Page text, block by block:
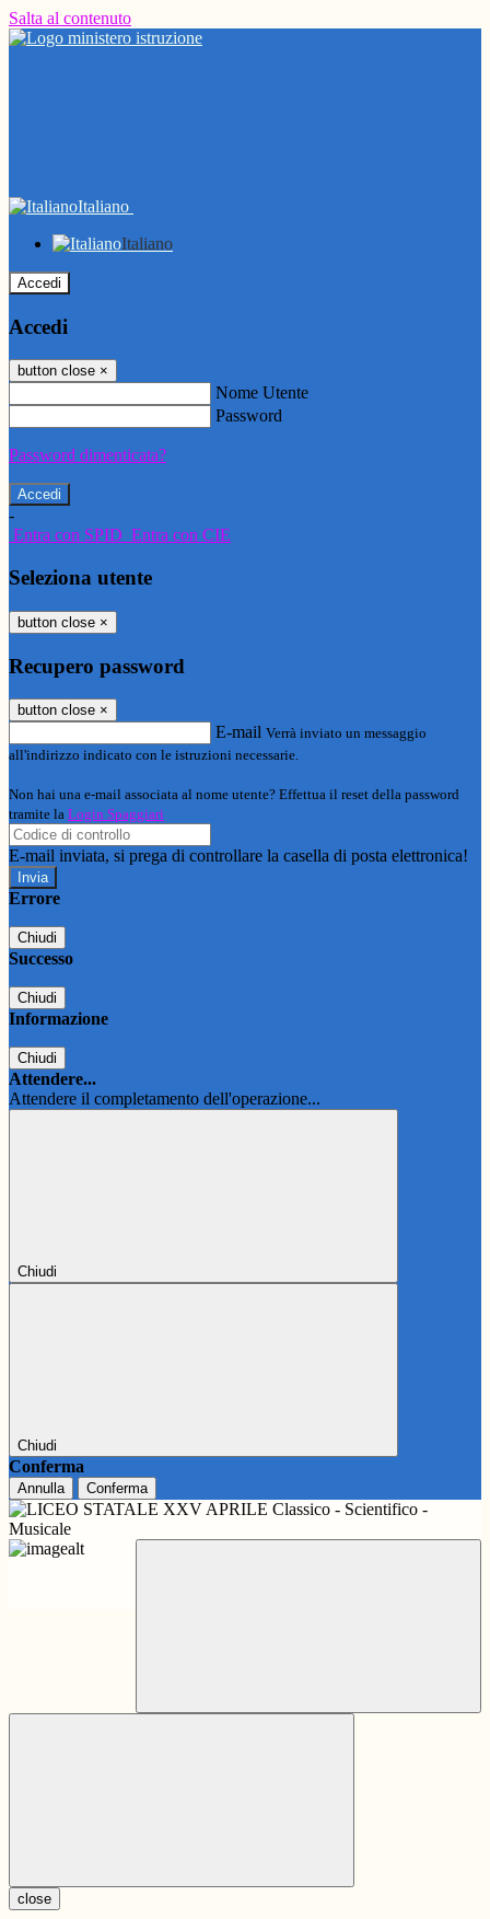
Salta al contenuto
Italiano
Italiano
Accedi
Accedi
button close ×
Nome Utente
Password
Password dimenticata?
-
Entra con SPID Entra con CIE
Seleziona utente
button close ×
Recupero password
button close ×
E-mail Verrà inviato un messaggio
all'indirizzo indicato con le istruzioni necessarie.
Non hai una e-mail associata al nome utente? Effettua il reset della password
tramite la Login Spaggiari
E-mail inviata, si prega di controllare la casella di posta elettronica!
Errore
Chiudi
Successo
Chiudi
Informazione
Chiudi
Attendere...
Attendere il completamento dell'operazione...
Chiudi
Chiudi
Conferma
Annulla Conferma
close